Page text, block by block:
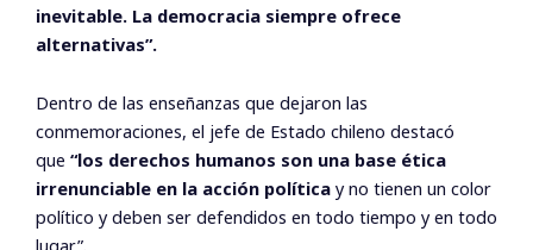
inevitable. La democracia siempre ofrece
alternativas”.
Dentro de las enseñanzas que dejaron las
conmemoraciones, el jefe de Estado chileno destacó
que “los derechos humanos son una base ética
irrenunciable en la acción política y no tienen un color
político y deben ser defendidos en todo tiempo y en todo